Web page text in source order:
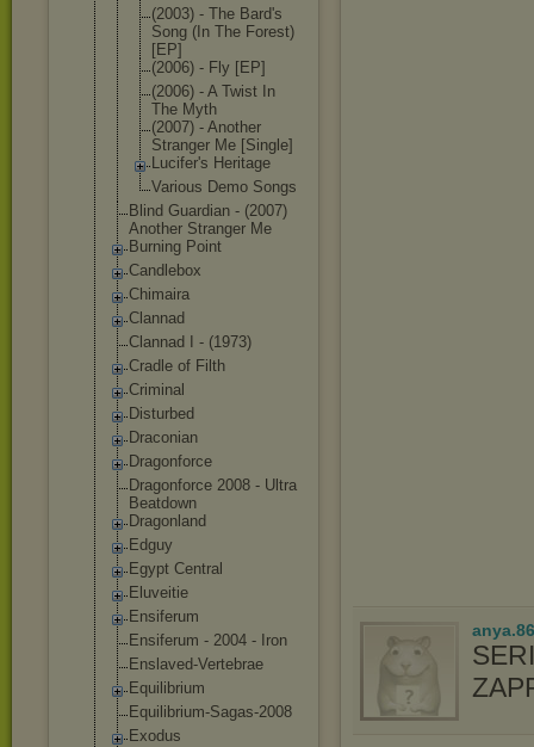
(2003) - The Bard's
Song (In The Forest)
[EP]
(2006) - Fly [EP]
(2006) - A Twist In
The Myth
(2007) - Another
Stranger Me [Single]
Lucifer's Heritage
Various Demo Songs
Blind Guardian - (2007)
Another Stranger Me
Burning Point
Candlebox
Chimaira
Clannad
Clannad I - (1973)
Cradle of Filth
Criminal
Disturbed
Draconian
Dragonforce
Dragonforce 2008 - Ultra
Beatdown
Dragonland
Edguy
Egypt Central
Eluveitie
Ensiferum
Ensiferum - 2004 - Iron
Enslaved-Vertebrae
Equilibrium
Equilibrium-Sagas-2008
Exodus
anya.86